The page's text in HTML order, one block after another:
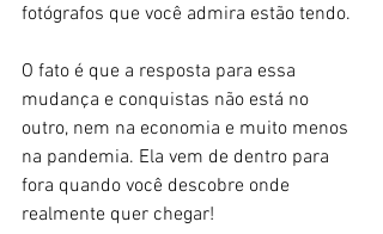
fotógrafos que você admira estão tendo.
O fato é que a resposta para essa
mudança e conquistas não está no
outro, nem na economia e muito menos
na pandemia. Ela vem de dentro para
fora quando você descobre onde
realmente quer chegar!